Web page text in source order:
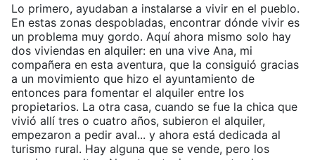
Lo primero, ayudaban a instalarse a vivir en el pueblo.
En estas zonas despobladas, encontrar dónde vivir es
un problema muy gordo. Aquí ahora mismo solo hay
dos viviendas en alquiler: en una vive Ana, mi
compañera en esta aventura, que la consiguió gracias
a un movimiento que hizo el ayuntamiento de
entonces para fomentar el alquiler entre los
propietarios. La otra casa, cuando se fue la chica que
vivió allí tres o cuatro años, subieron el alquiler,
empezaron a pedir aval... y ahora está dedicada al
turismo rural. Hay alguna que se vende, pero los